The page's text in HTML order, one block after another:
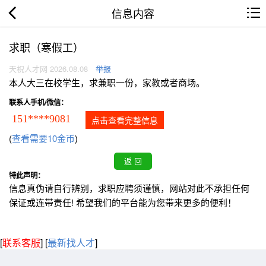
信息内容
求职（寒假工）
天祝人才网 2026.08.08 举报
本人大三在校学生，求兼职一份，家教或者商场。
联系人手机/微信：
151****9081 点击查看完整信息
(查看需要10金币)
特此声明：
信息真伪请自行辨别，求职应聘须谨慎，网站对此不承担任何
保证或连带责任! 希望我们的平台能为您带来更多的便利！
[联系客服] [最新找人才]